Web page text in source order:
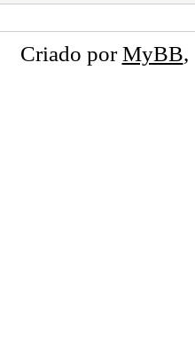
Criado porMyBB,